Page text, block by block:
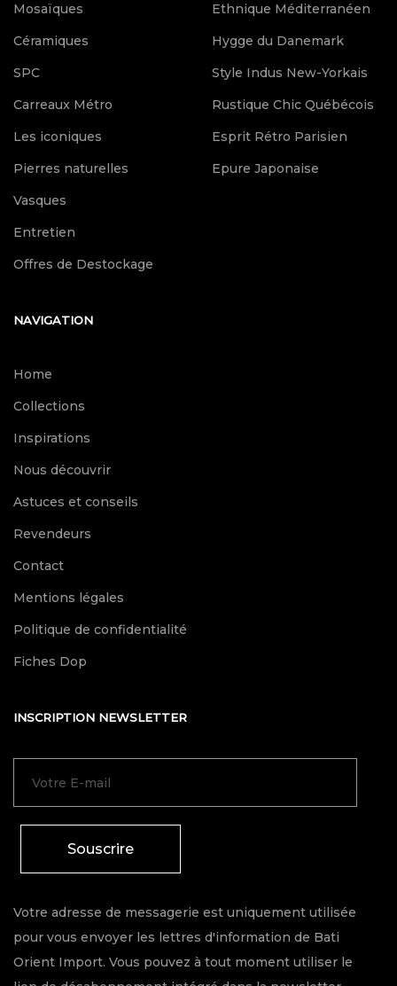
Mosaïques
Céramiques
SPC
Carreaux Métro
Les iconiques
Pierres naturelles
Vasques
Entretien
Offres de Destockage
Ethnique Méditerranéen
Hygge du Danemark
Style Indus New-Yorkais
Rustique Chic Québécois
Esprit Rétro Parisien
Epure Japonaise
NAVIGATION
Home
Collections
Inspirations
Nous découvrir
Astuces et conseils
Revendeurs
Contact
Mentions légales
Politique de confidentialité
Fiches Dop
INSCRIPTION NEWSLETTER
Souscrire
Votre adresse de messagerie est uniquement utilisée
pour vous envoyer les lettres d'information de Bati
Orient Import. Vous pouvez à tout moment utiliser le